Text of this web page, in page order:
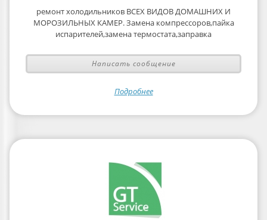
ремонт холодильников ВСЕХ ВИДОВ ДОМАШНИХ И
МОРОЗИЛЬНЫХ КАМЕР. Замена компрессоров,пайка
испарителей,замена термостата,заправка
Написать сообщение
Подробнее